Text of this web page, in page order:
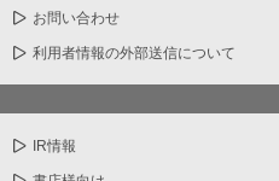
お問い合わせ
利用者情報の外部送信について
IR情報